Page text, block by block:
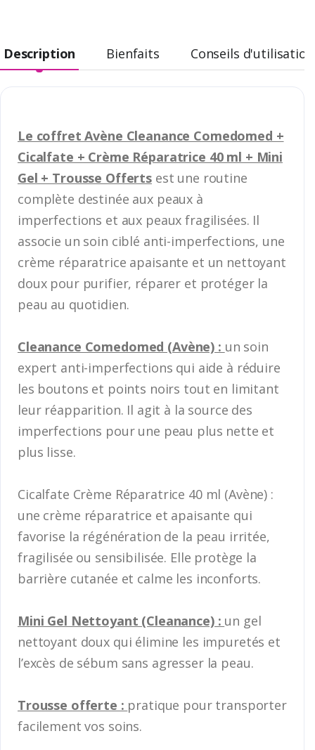
Description Bienfaits Conseils d'utilisation
Le coffret Avène Cleanance Comedomed +
Cicalfate + Crème Réparatrice 40 ml + Mini
Gel + Trousse Offertsest une routine
complète destinée aux peaux à
imperfections et aux peaux fragilisées. Il
associe un soin ciblé anti-imperfections, une
crème réparatrice apaisante et un nettoyant
doux pour purifier, réparer et protéger la
peau au quotidien.
Cleanance Comedomed (Avène) : un soin
expert anti-imperfections qui aide à réduire
les boutons et points noirs tout en limitant
leur réapparition. Il agit à la source des
imperfections pour une peau plus nette et
plus lisse.
Cicalfate Crème Réparatrice 40 ml (Avène) :
une crème réparatrice et apaisante qui
favorise la régénération de la peau irritée,
fragilisée ou sensibilisée. Elle protège la
barrière cutanée et calme les inconforts.
Mini Gel Nettoyant (Cleanance) : un gel
nettoyant doux qui élimine les impuretés et
l’excès de sébum sans agresser la peau.
Trousse offerte : pratique pour transporter
facilement vos soins.